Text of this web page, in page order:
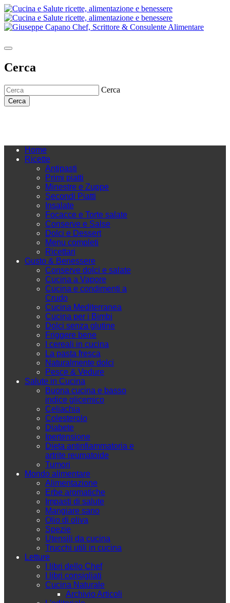
Cerca
Cerca
Cerca
Home
Ricette
Antipasti
Primi piatti
Minestre e Zuppe
Secondi Piatti
Insalate
Focacce e Torte salate
Conserve e Salse
Dolci e Dessert
Menu completi
Ricettari
Gusto & Benessere
Conserve dolci e salate
Cucina a Vapore
Cucina e condimenti a
Crudo
Cucina Mediterranea
Cucina per i Bimbi
Dolci senza glutine
Friggere bene
I cereali in cucina
La pasta fresca
Naturalmente dolci
Pesce & Vedure
Salute in Cucina
Buona cucina e basso
indice glicemico
Celiachia
Colesterolo
Diabete
Ipertensione
Dieta antinfiammatoria e
artrite reumatoide
Tumori
Mondo alimentare
Alimentazione
Erbe aromatiche
Impasti di salute
Mangiare sano
Olio di oliva
Spezie
Utensili da cucina
Trucchi utili in cucina
Letture
I libri dello Chef
I libri consigliati
Cucina Naturale
Archivio Articoli